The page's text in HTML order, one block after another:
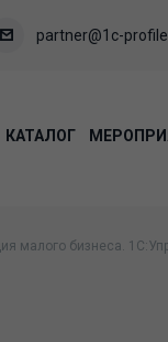
partner@1c-
КАТАЛОГ
малого бизнеса.